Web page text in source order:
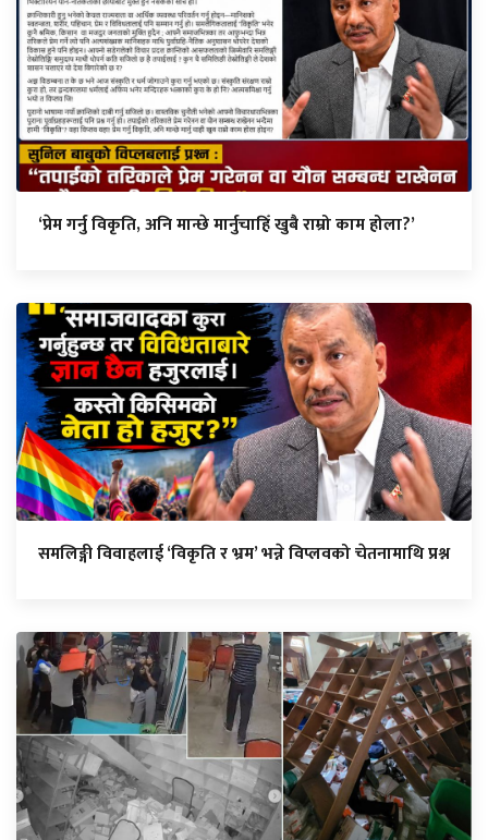
‘प्रेम गर्नु विकृति, अनि मान्छे मार्नुचाहिँ खुबै राम्रो काम होला?’
समलिङ्गी विवाहलाई ‘विकृति र भ्रम’ भन्ने विप्लवको चेतनामाथि प्रश्न